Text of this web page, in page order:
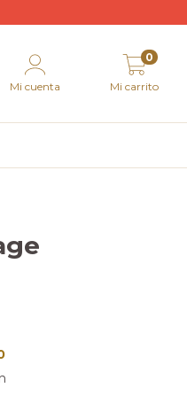
Mi cuenta Mi carrito
0